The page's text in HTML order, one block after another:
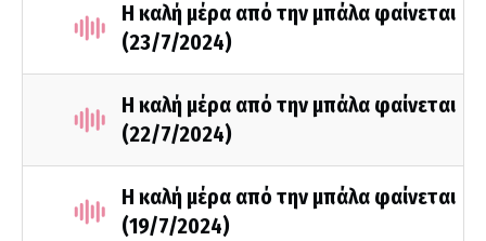
Η καλή μέρα από την μπάλα φαίνεται
(23/7/2024)
Η καλή μέρα από την μπάλα φαίνεται
(22/7/2024)
Η καλή μέρα από την μπάλα φαίνεται
(19/7/2024)